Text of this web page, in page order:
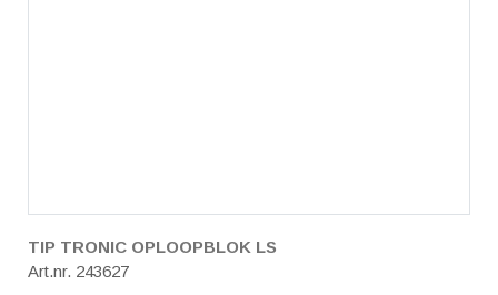
TIP TRONIC OPLOOPBLOK LS
Art.nr. 243627